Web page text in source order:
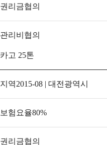
권리금협의
관리비 협의
카고 25톤
지역2015-08 | 대전광역시
보험요율80%
권리금협의